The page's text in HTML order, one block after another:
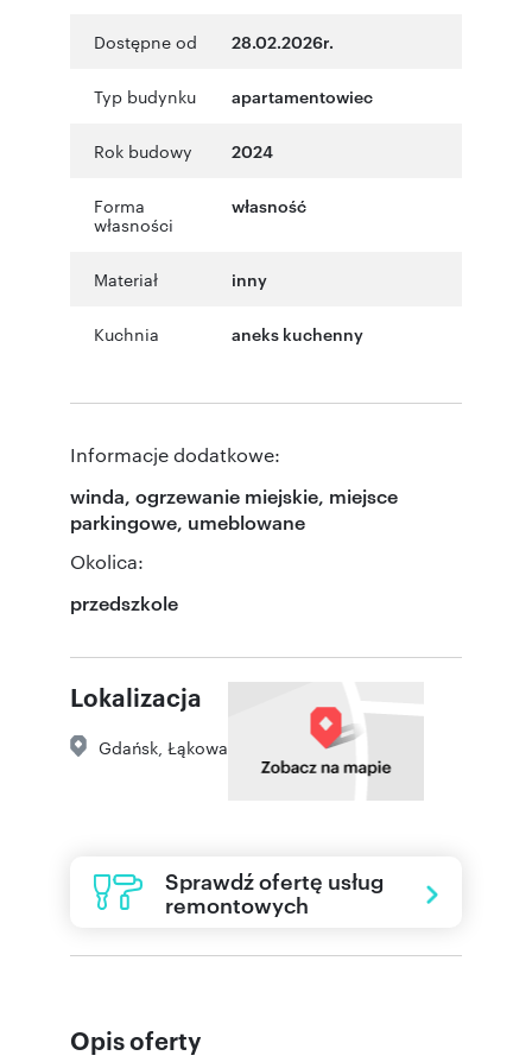
Dostępne od 28.02.2026r.
Typ budynku apartamentowiec
Rok budowy 2024
Forma
własności
własność
Materiał inny
Kuchnia aneks kuchenny
Informacje dodatkowe:
winda, ogrzewanie miejskie, miejsce
parkingowe, umeblowane
Okolica:
przedszkole
Lokalizacja
Gdańsk Łąkowa
Sprawdź ofertę usług
remontowych
Opis oferty